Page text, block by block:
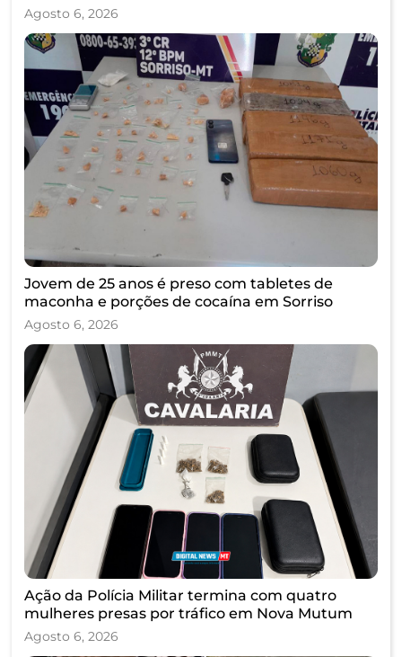
Agosto 6, 2026
Jovem de 25 anos é preso com tabletes de
maconha e porções de cocaína em Sorriso
Agosto 6, 2026
Ação da Polícia Militar termina com quatro
mulheres presas por tráfico em Nova Mutum
Agosto 6, 2026